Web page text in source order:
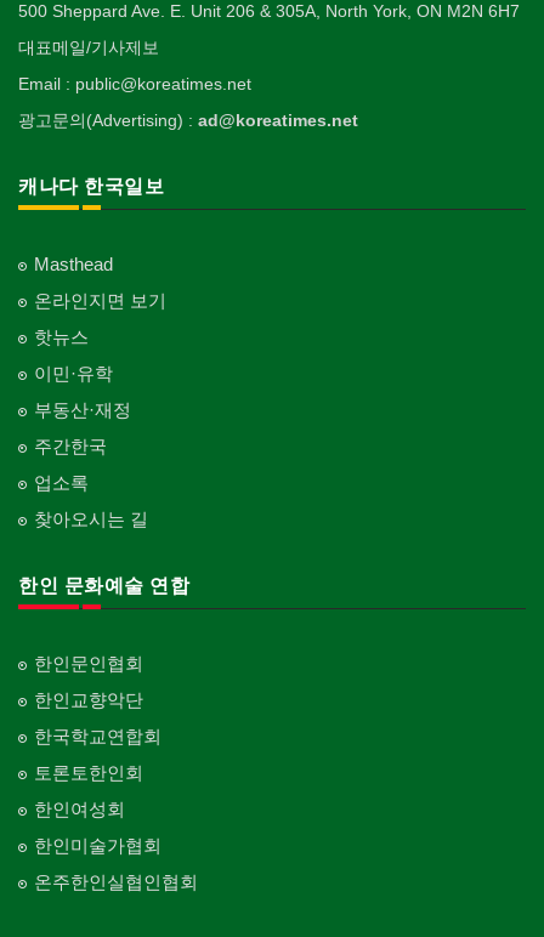
500 Sheppard Ave. E. Unit 206 & 305A, North York, ON M2N 6H7
대표메일/기사제보
Email : public@koreatimes.net
광고문의(Advertising) : ad@koreatimes.net
캐나다 한국일보
Masthead
온라인지면 보기
핫뉴스
이민·유학
부동산·재정
주간한국
업소록
찾아오시는 길
한인 문화예술 연합
한인문인협회
한인교향악단
한국학교연합회
토론토한인회
한인여성회
한인미술가협회
온주한인실협인협회